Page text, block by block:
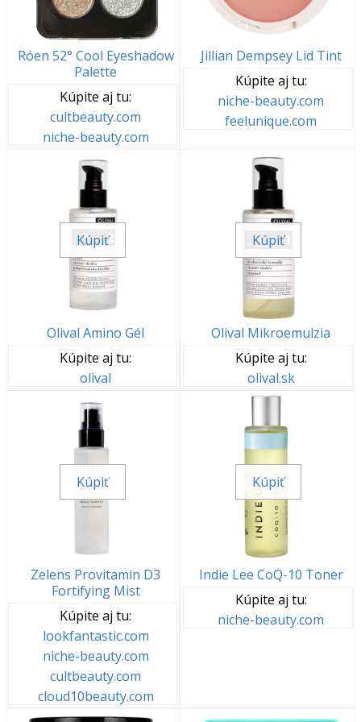
Róen 52° Cool Eyeshadow
Palette
Kúpite aj tu:
cultbeauty.com
niche-beauty.com
Jillian Dempsey Lid Tint
Kúpite aj tu:
niche-beauty.com
feelunique.com
Kúpiť
Olival Amino Gél
Kúpite aj tu:
olival
Kúpiť
Olival Mikroemulzia
Kúpite aj tu:
olival.sk
Kúpiť
Zelens Provitamin D3
Fortifying Mist
Kúpite aj tu:
lookfantastic.com
niche-beauty.com
cultbeauty.com
cloud10beauty.com
Kúpiť
Indie Lee CoQ-10 Toner
Kúpite aj tu:
niche-beauty.com